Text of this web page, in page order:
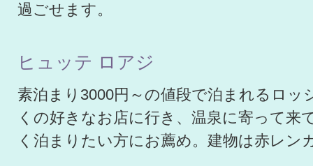
過ごせます。
ヒュッテ ロアジ
素泊まり3000円～の値段で泊まれるロッ
くの好きなお店に行き、温泉に寄って来
く泊まりたい方にお薦め。建物は赤レン